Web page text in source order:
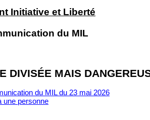
Initiative et Liberté
du MIL
DIVISÉE MAIS
du MIL du 23 mai 2026
une personne